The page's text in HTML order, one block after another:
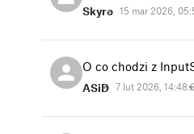
Skyro 15 mar 2026,
O co chodzi z
ASiD 7 lut 2026,